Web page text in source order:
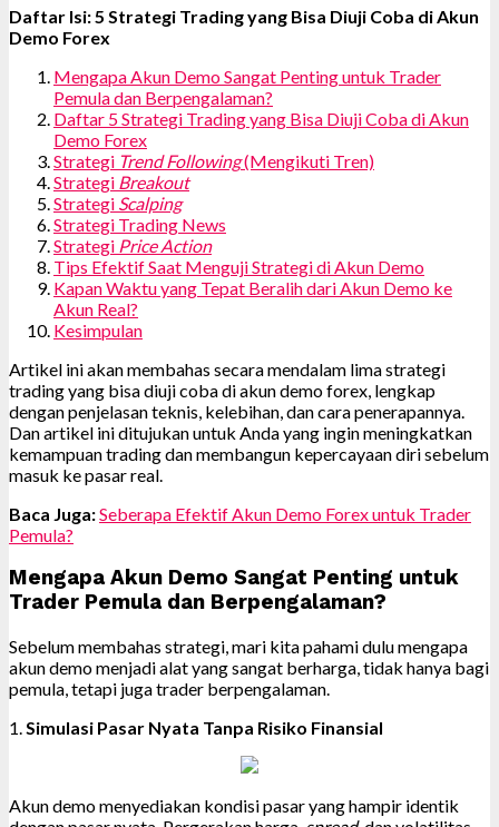
Daftar Isi: 5 Strategi Trading yang Bisa Diuji Coba di Akun
Demo Forex
Mengapa Akun Demo Sangat Penting untuk Trader
Pemula dan Berpengalaman?
Daftar 5 Strategi Trading yang Bisa Diuji Coba di Akun
Demo Forex
Strategi Trend Following(Mengikuti Tren)
Strategi Breakout
Strategi Scalping
Strategi Trading News
Strategi Price Action
Tips Efektif Saat Menguji Strategi di Akun Demo
Kapan Waktu yang Tepat Beralih dari Akun Demo ke
Akun Real?
Kesimpulan
Artikel ini akan membahas secara mendalam lima strategi
trading yang bisa diuji coba di akun demo forex, lengkap
dengan penjelasan teknis, kelebihan, dan cara penerapannya.
Dan artikel ini ditujukan untuk Anda yang ingin meningkatkan
kemampuan trading dan membangun kepercayaan diri sebelum
masuk ke pasar real.
Baca Juga:Seberapa Efektif Akun Demo Forex untuk Trader
Pemula?
Mengapa Akun Demo Sangat Penting untuk
Trader Pemula dan Berpengalaman?
Sebelum membahas strategi, mari kita pahami dulu mengapa
akun demo menjadi alat yang sangat berharga, tidak hanya bagi
pemula, tetapi juga trader berpengalaman.
1.Simulasi Pasar Nyata Tanpa Risiko Finansial
Akun demo menyediakan kondisi pasar yang hampir identik